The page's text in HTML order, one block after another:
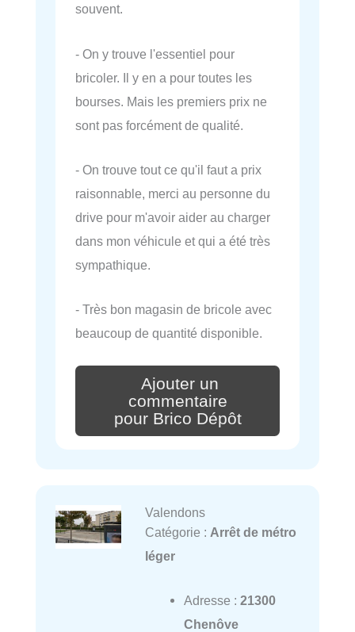
souvent.
- On y trouve l'essentiel pour
bricoler. Il y en a pour toutes les
bourses. Mais les premiers prix ne
sont pas forcément de qualité.
- On trouve tout ce qu'il faut a prix
raisonnable, merci au personne du
drive pour m'avoir aider au charger
dans mon véhicule et qui a été très
sympathique.
- Très bon magasin de bricole avec
beaucoup de quantité disponible.
Ajouter un
commentaire
pour Brico Dépôt
Valendons
Catégorie : Arrêt de métro
léger
Adresse : 21300
Chenôve